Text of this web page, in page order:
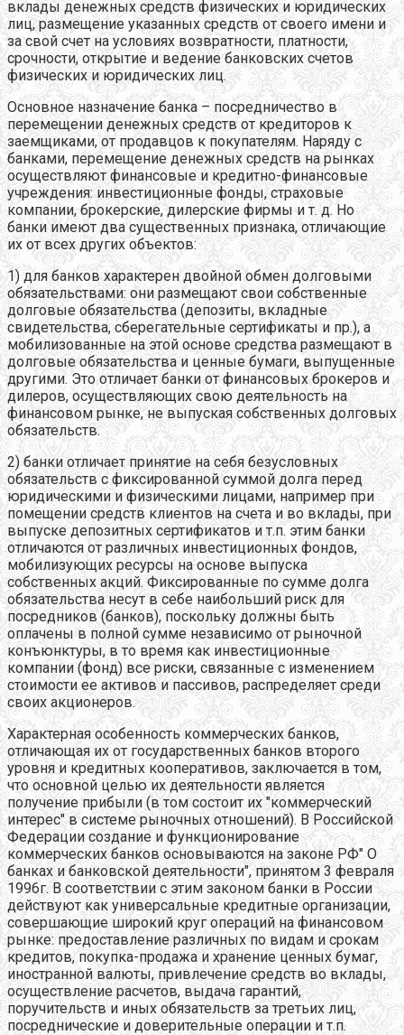
вклады денежных средств физических и юридических
лиц, размещение указанных средств от своего имени и
за свой счет на условиях возвратности, платности,
срочности, открытие и ведение банковских счетов
физических и юридических лиц.
Основное назначение банка – посредничество в
перемещении денежных средств от кредиторов к
заемщиками, от продавцов к покупателям. Наряду с
банками, перемещение денежных средств на рынках
осуществляют финансовые и кредитно-финансовые
учреждения: инвестиционные фонды, страховые
компании, брокерские, дилерские фирмы и т. д. Но
банки имеют два существенных признака, отличающие
их от всех других объектов:
1) для банков характерен двойной обмен долговыми
обязательствами: они размещают свои собственные
долговые обязательства (депозиты, вкладные
свидетельства, сберегательные сертификаты и пр.), а
мобилизованные на этой основе средства размещают в
долговые обязательства и ценные бумаги, выпущенные
другими. Это отличает банки от финансовых брокеров и
дилеров, осуществляющих свою деятельность на
финансовом рынке, не выпуская собственных долговых
обязательств.
2) банки отличает принятие на себя безусловных
обязательств с фиксированной суммой долга перед
юридическими и физическими лицами, например при
помещении средств клиентов на счета и во вклады, при
выпуске депозитных сертификатов и т.п. этим банки
отличаются от различных инвестиционных фондов,
мобилизующих ресурсы на основе выпуска
собственных акций. Фиксированные по сумме долга
обязательства несут в себе наибольший риск для
посредников (банков), поскольку должны быть
оплачены в полной сумме независимо от рыночной
конъюнктуры, в то время как инвестиционные
компании (фонд) все риски, связанные с изменением
стоимости ее активов и пассивов, распределяет среди
своих акционеров.
Характерная особенность коммерческих банков,
отличающая их от государственных банков второго
уровня и кредитных кооперативов, заключается в том,
что основной целью их деятельности является
получение прибыли (в том состоит их "коммерческий
интерес" в системе рыночных отношений). В Российской
Федерации создание и функционирование
коммерческих банков основываются на законе РФ" О
банках и банковской деятельности", принятом 3 февраля
1996г. В соответствии с этим законом банки в России
действуют как универсальные кредитные организации,
совершающие широкий круг операций на финансовом
рынке: предоставление различных по видам и срокам
кредитов, покупка-продажа и хранение ценных бумаг,
иностранной валюты, привлечение средств во вклады,
осуществление расчетов, выдача гарантий,
поручительств и иных обязательств за третьих лиц,
посреднические и доверительные операции и т.п.